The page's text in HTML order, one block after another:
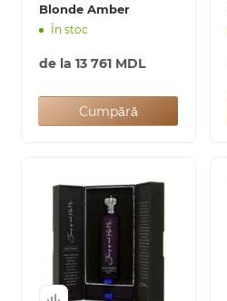
Blonde Amber
În stoc
de la 13 761 MDL
Cumpără